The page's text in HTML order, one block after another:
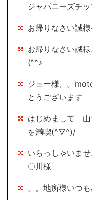
ジャパニーズチ
お帰りなさい誠
お帰りなさい誠
(^^♪
ジョー様。。
とうございます
はじめまして
を満喫(^▽^)/
いらっしゃいま
〇川様
。。地所様いつ